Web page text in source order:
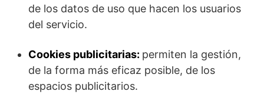
de los datos de uso que hacen los usuarios
del servicio.
Cookies publicitarias: permiten la gestión,
de la forma más eficaz posible, de los
espacios publicitarios.